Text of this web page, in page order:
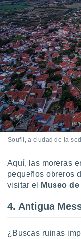
1199
Soufli, a ciudad de la
Aquí, las moreras
pequeños obreros
visitar el
Museo
4. Antigua
¿Buscas ruinas